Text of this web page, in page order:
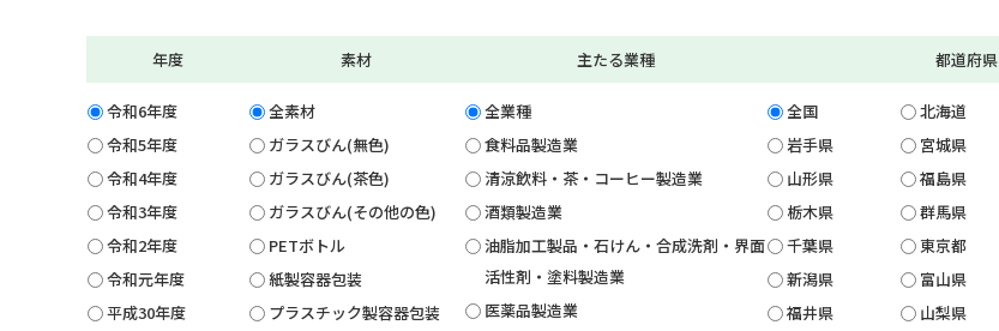
年度
令和6年度
令和5年度
令和4年度
令和3年度
令和2年度
令和元年度
平成30年度
素材
全素材
ガラスびん(無色)
ガラスびん(茶色)
ガラスびん(その他の色)
PETボトル
紙製容器包装
プラスチック製容器包装
主たる業種
全業種
食料品製造業
清涼飲料・茶・コーヒー製造業
酒類製造業
油脂加工製品・石けん・合成洗剤・界面
活性剤・塗料製造業
医薬品製造業
都道府県
全国 北海道
岩手県
宮城県
山形県
福島県
栃木県
群馬県
千葉県
東京都
新潟県
富山県
福井県
山梨県